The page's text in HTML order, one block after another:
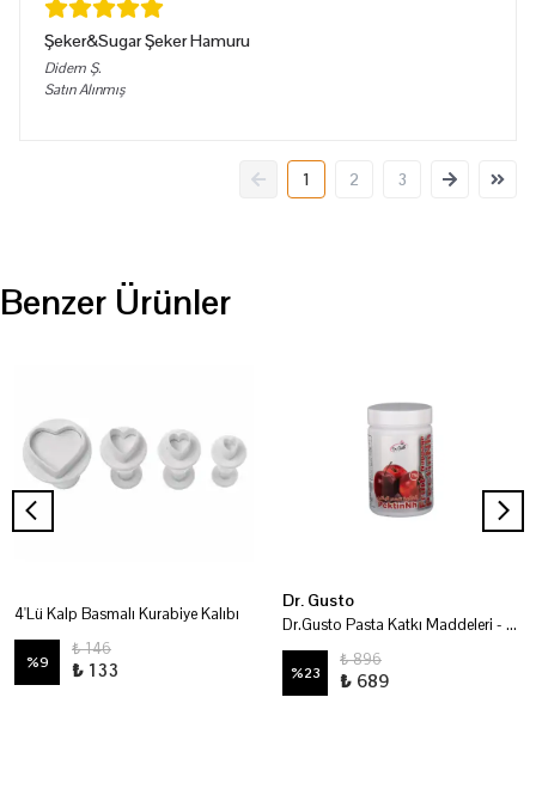
Şeker&Sugar Şeker Hamuru
Didem Ş.
Satın Alınmış
1 2 3
Benzer Ürünler
4'Lü Kalp Basmalı Kurabiye Kalıbı
%9
₺ 146
₺ 133
Dr. Gusto
Dr.Gusto Pasta Katkı Maddeleri - Pektin 200 Gr
%23
₺ 896
₺ 689